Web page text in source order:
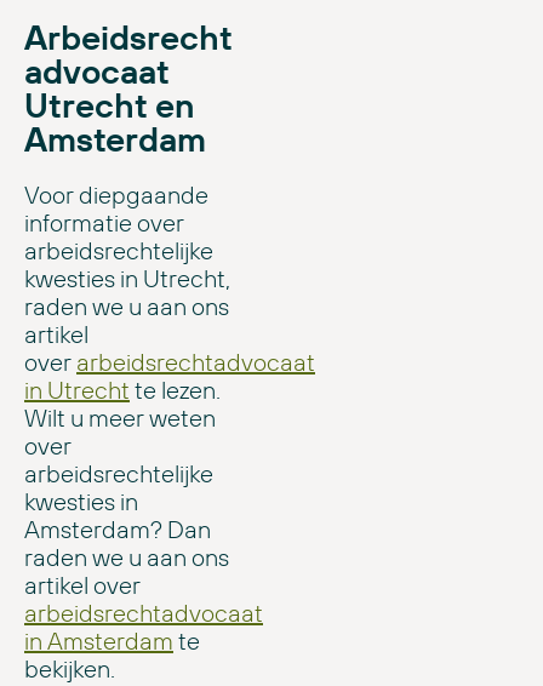
Arbeidsrecht
advocaat
Utrecht en
Amsterdam
Voor diepgaande
informatie over
arbeidsrechtelijke
kwesties in Utrecht,
raden we u aan ons
artikel
over arbeidsrechtadvocaat
in Utrecht te lezen.
Wilt u meer weten
over
arbeidsrechtelijke
kwesties in
Amsterdam? Dan
raden we u aan ons
artikel over
arbeidsrechtadvocaat
in Amsterdam te
bekijken.